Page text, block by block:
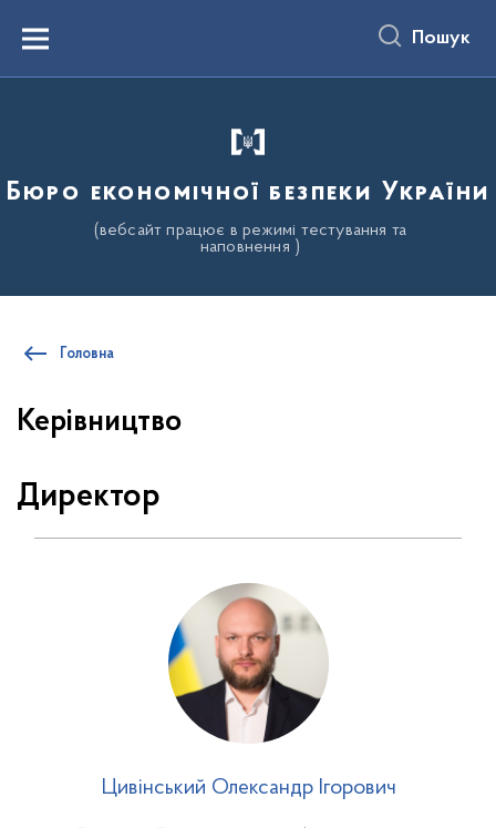
вмістуMenu Пошук
Бюро економічної безпеки України
(вебсайт працює в режимі тестування та
наповнення )
Головна
Керівництво
Директор
Цивінський Олександр Ігорович